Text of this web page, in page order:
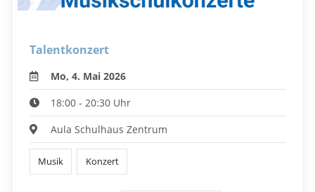
Talentkonzert
Mo, 4. Mai 2026
18:00 - 20:30 Uhr
Aula Schulhaus Zentrum
Musik Konzert